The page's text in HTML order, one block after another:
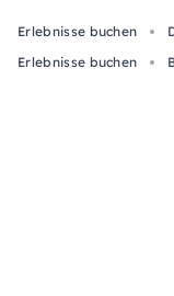
Erlebnisse buchen
Erlebnisse buchen